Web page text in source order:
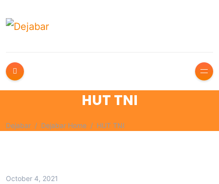
HUT TNI
Dejabar Dejabar Home HUT TNI
October 4, 2021